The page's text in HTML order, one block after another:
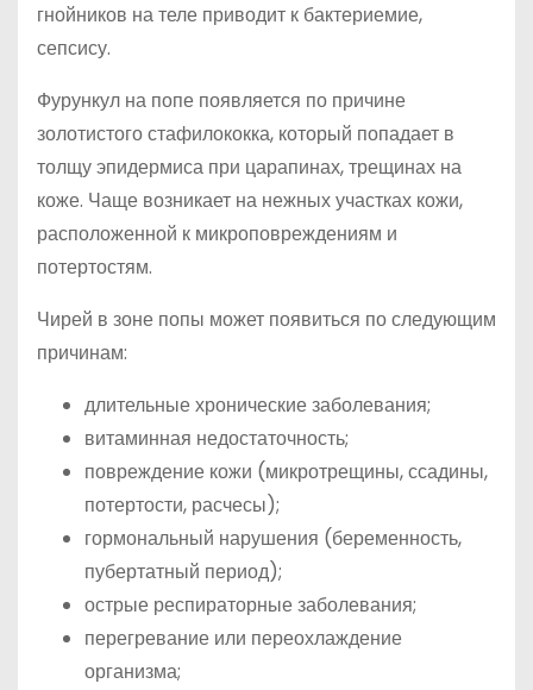
гнойников на теле приводит к бактериемие,
сепсису.
Фурункул на попе появляется по причине
золотистого стафилококка, который попадает в
толщу эпидермиса при царапинах, трещинах на
коже. Чаще возникает на нежных участках кожи,
расположенной к микроповреждениям и
потертостям.
Чирей в зоне попы может появиться по следующим
причинам:
длительные хронические заболевания;
витаминная недостаточность;
повреждение кожи (микротрещины, ссадины,
потертости, расчесы);
гормональный нарушения (беременность,
пубертатный период);
острые респираторные заболевания;
перегревание или переохлаждение
организма;